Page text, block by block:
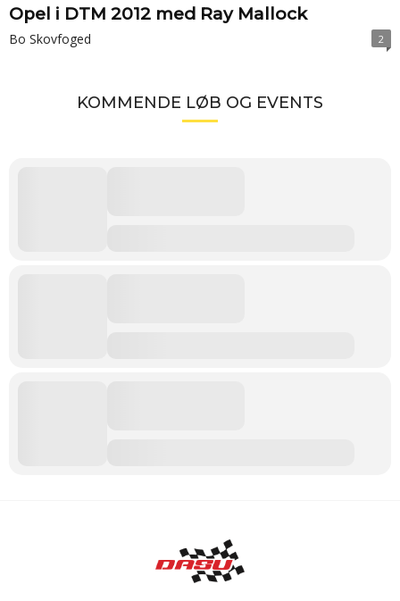
Opel i DTM 2012 med Ray Mallock
Bo Skovfoged 2
KOMMENDE LØB OG EVENTS